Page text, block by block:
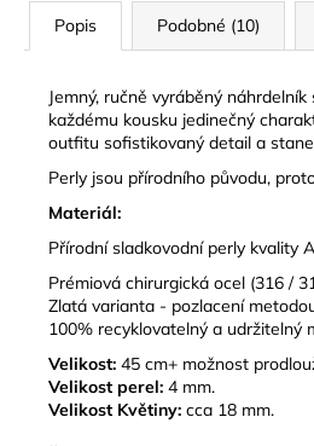
Popis Podobné (10)
Jemný, ručně vyráběný
každému kousku jedinečný
outfitu sofistikovaný detail a
Perly jsou přírodního původu,
Materiál:
Přírodní sladkovodní perly kvality
Prémiová chirurgická ocel (316 /
Zlatá varianta - pozlacení
100% recyklovatelný a udržitelný
Velikost: 45 cm+ možnost
Velikost perel: 4 mm.
Velikost Květiny: cca 18 mm.